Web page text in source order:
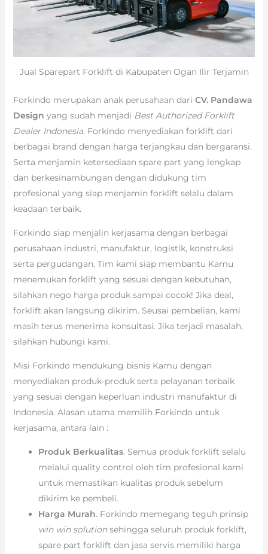
Jual Sparepart Forklift di Kabupaten Ogan Ilir Terjamin
Forkindo merupakan anak perusahaan dari CV. Pandawa
Design yang sudah menjadi Best Authorized Forklift
Dealer Indonesia. Forkindo menyediakan forklift dari
berbagai brand dengan harga terjangkau dan bergaransi.
Serta menjamin ketersediaan spare part yang lengkap
dan berkesinambungan dengan didukung tim
profesional yang siap menjamin forklift selalu dalam
keadaan terbaik.
Forkindo siap menjalin kerjasama dengan berbagai
perusahaan industri, manufaktur, logistik, konstruksi
serta pergudangan. Tim kami siap membantu Kamu
menemukan forklift yang sesuai dengan kebutuhan,
silahkan nego harga produk sampai cocok! Jika deal,
forklift akan langsung dikirim. Seusai pembelian, kami
masih terus menerima konsultasi. Jika terjadi masalah,
silahkan hubungi kami.
Misi Forkindo mendukung bisnis Kamu dengan
menyediakan produk-produk serta pelayanan terbaik
yang sesuai dengan keperluan industri manufaktur di
Indonesia. Alasan utama memilih Forkindo untuk
kerjasama, antara lain :
Produk Berkualitas. Semua produk forklift selalu
melalui quality control oleh tim profesional kami
untuk memastikan kualitas produk sebelum
dikirim ke pembeli.
Harga Murah. Forkindo memegang teguh prinsip
win win solutionsehingga seluruh produk forklift,
spare part forklift dan jasa servis memiliki harga